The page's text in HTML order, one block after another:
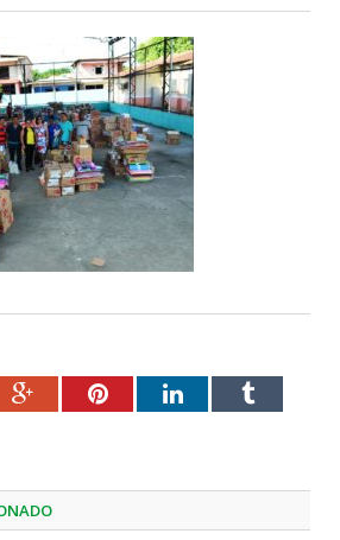
Google+PinterestLinkedInTumblr